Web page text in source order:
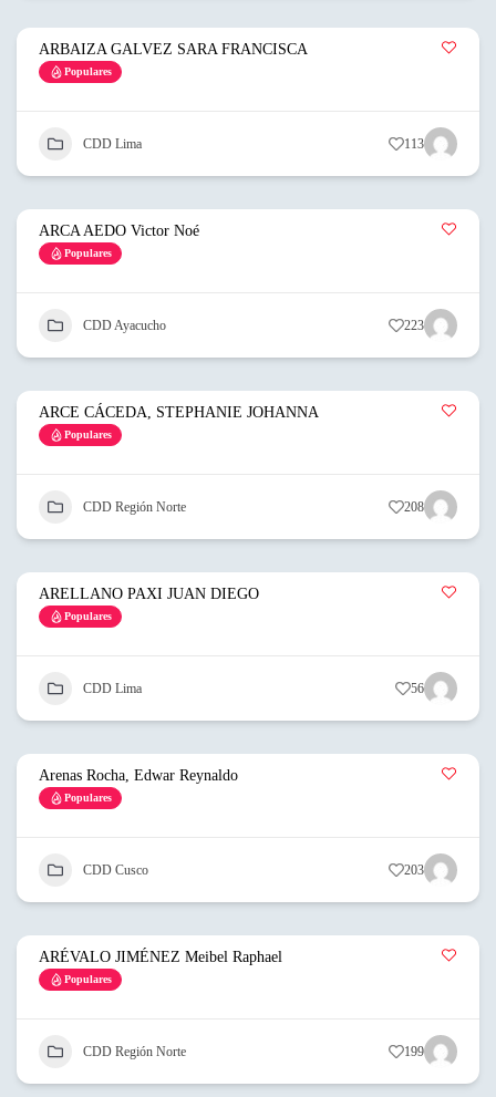
ARBAIZA GALVEZ SARA FRANCISCA
Populares
CDD Lima 113
ARCA AEDO Victor Noé
Populares
CDD Ayacucho 223
ARCE CÁCEDA, STEPHANIE JOHANNA
Populares
CDD Región Norte 208
ARELLANO PAXI JUAN DIEGO
Populares
CDD Lima 56
Arenas Rocha, Edwar Reynaldo
Populares
CDD Cusco 203
ARÉVALO JIMÉNEZ Meibel Raphael
Populares
CDD Región Norte 199